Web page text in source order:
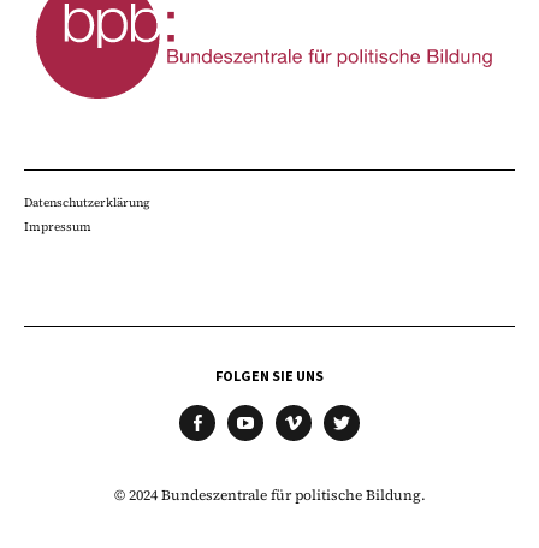
Datenschutzerklärung
Impressum
FOLGEN SIE UNS
© 2024 Bundeszentrale für politische Bildung